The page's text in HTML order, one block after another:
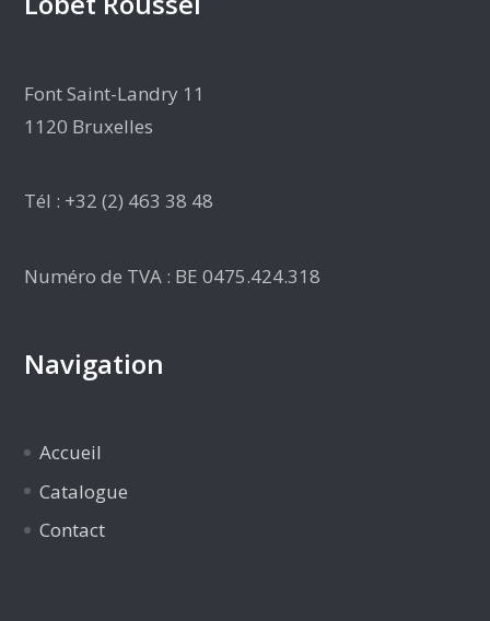
Font Saint-Landry 11
1120 Bruxelles
Tél : +32 (2) 463 38 48
Numéro de TVA : BE 0475.424.318
Navigation
Accueil
Catalogue
Contact